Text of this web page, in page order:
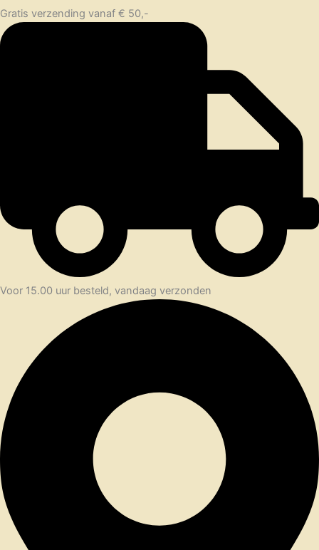
Gratis verzending vanaf € 50,-
Voor 15.00 uur besteld, vandaag verzonden